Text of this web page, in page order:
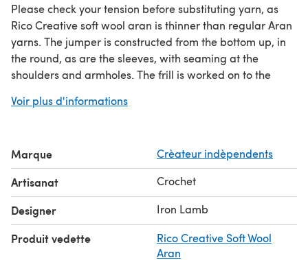
Please check your tension before substituting yarn, as
Rico Creative soft wool aran is thinner than regular Aran
yarns. The jumper is constructed from the bottom up, in
the round, as are the sleeves, with seaming at the
shoulders and armholes. The frill is worked on to the
step photos, schematics and charts.
pattern testers!
Voir plus d'informations
Marque Crèateur indèpendents
Artisanat Crochet
Designer Iron Lamb
Produit vedette
Rico Creative Soft Wool
Aran